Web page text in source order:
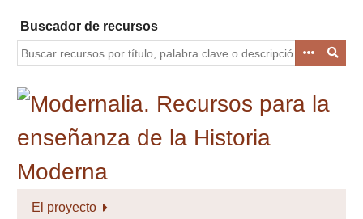
contenido
principal
Buscador de recursos
El proyecto